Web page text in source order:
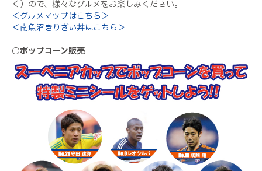
く）ので、様々なグルメをお楽しみください。
＜グルメマップはこちら＞
＜南魚沼きりざい丼はこちら＞
○ポップコーン販売